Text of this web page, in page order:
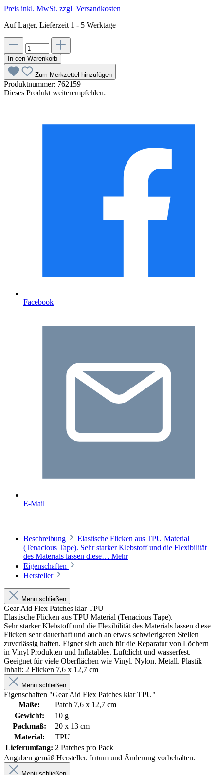
Preis inkl. MwSt. zzgl. Versandkosten
Auf Lager, Lieferzeit 1 - 5 Werktage
In den Warenkorb
Zum Merkzettel hinzufügen
Produktnummer: 762159
Dieses Produkt weiterempfehlen:
Facebook
E-Mail
Beschreibung
Elastische Flicken aus TPU Material
(Tenacious Tape). Sehr starker Klebstoff und die Flexibilität
des Materials lassen diese… Mehr
Eigenschaften
Hersteller
Menü schließen
Gear Aid Flex Patches klar TPU
Elastische Flicken aus TPU Material (Tenacious Tape).
Sehr starker Klebstoff und die Flexibilität des Materials lassen diese
Flicken sehr dauerhaft und auch an etwas schwierigeren Stellen
zuverlässig haften. Eignet sich auch für die Reparatur von Löchern
in Vinyl Produkten und Inflatables. Luftdicht und wasserfest.
Geeignet für viele Oberflächen wie Vinyl, Nylon, Metall, Plastik
Inhalt: 2 Flicken 7,6 x 12,7 cm
Menü schließen
Eigenschaften "Gear Aid Flex Patches klar TPU"
Maße:
Patch 7,6 x 12,7 cm
Gewicht:
10 g
Packmaß:
20 x 13 cm
Material:
TPU
Lieferumfang: 2 Patches pro Pack
Angaben gemäß Hersteller. Irrtum und Änderung vorbehalten.
Menü schließen